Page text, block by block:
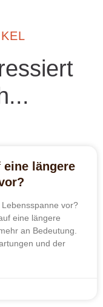
längere
vor?
eine längere
an Bedeutung.
und der